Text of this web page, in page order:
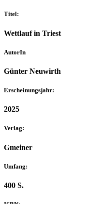
Titel:
Wettlauf in Triest
AutorIn
Günter Neuwirth
Erscheinungsjahr:
2025
Verlag:
Gmeiner
Umfang:
400 S.